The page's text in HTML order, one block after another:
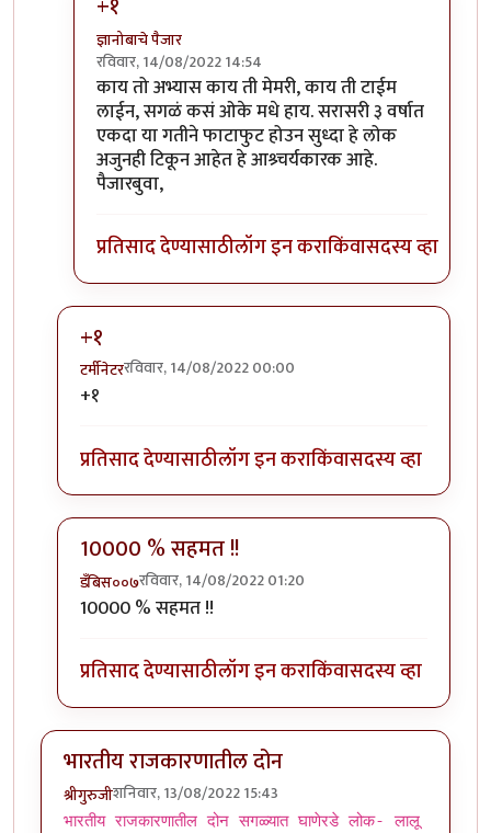
ज्ञानोबाचे पैजार
रविवार, 14/08/2022 14:54
In reply toसहमत..byतुषार काळभोर
काय तो अभ्यास काय ती मेमरी, काय ती टाईम
लाईन, सगळं कसं ओके मधे हाय. सरासरी ३ वर्षात
एकदा या गतीने फाटाफुट होउन सुध्दा हे लोक
अजुनही टिकून आहेत हे आश्र्चर्यकारक आहे.
पैजारबुवा,
प्रतिसाद देण्यासाठीलॉग इन कराकिंवासदस्य व्हा
+१
टर्मीनेटररविवार, 14/08/2022 00:00
In reply to
+१
प्रतिसाद देण्यासाठीलॉग इन कराकिंवासदस्य व्हा
10000 % सहमत !!
डँबिस००७रविवार, 14/08/2022 01:20
In reply toक्लिंटन, हा अत्यंत
10000 % सहमत !!
प्रतिसाद देण्यासाठीलॉग इन कराकिंवासदस्य व्हा
भारतीय राजकारणातील दोन
श्रीगुरुजीशनिवार, 13/08/2022 15:43
भारतीय राजकारणातील दोन सगळ्यात घाणेरडे लोक- लालू